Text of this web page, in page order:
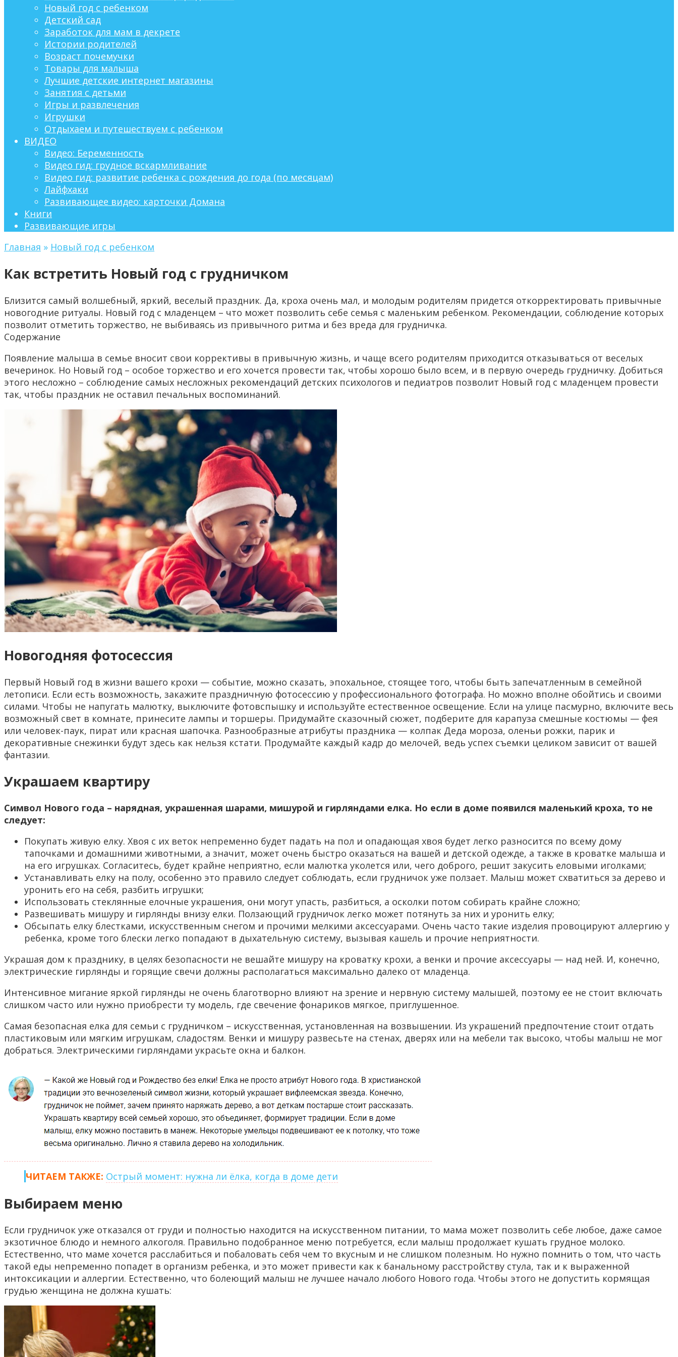
Новый год с ребенком
Детский сад
Заработок для мам в декрете
Истории родителей
Возраст почемучки
Товары для малыша
Лучшие детские интернет магазины
Занятия с детьми
Игры и развлечения
Игрушки
Отдыхаем и путешествуем с ребенком
ВИДЕО
Видео: Беременность
Видео гид: грудное вскармливание
Видео гид: развитие ребенка с рождения до года (по месяцам)
Лайфхаки
Развивающее видео: карточки Домана
Книги
Развивающие игры
Главная » Новый год с ребенком
Как встретить Новый год с грудничком
Близится самый волшебный, яркий, веселый праздник. Да, кроха очень мал, и молодым родителям придется откорректировать привычные
новогодние ритуалы. Новый год с младенцем – что может позволить себе семья с маленьким ребенком. Рекомендации, соблюдение которых
позволит отметить торжество, не выбиваясь из привычного ритма и без вреда для грудничка.
Содержание
Появление малыша в семье вносит свои коррективы в привычную жизнь, и чаще всего родителям приходится отказываться от веселых
вечеринок. Но Новый год – особое торжество и его хочется провести так, чтобы хорошо было всем, и в первую очередь грудничку. Добиться
этого несложно – соблюдение самых несложных рекомендаций детских психологов и педиатров позволит Новый год с младенцем провести
так, чтобы праздник не оставил печальных воспоминаний.
Новогодняя фотосессия
Первый Новый год в жизни вашего крохи — событие, можно сказать, эпохальное, стоящее того, чтобы быть запечатленным в семейной
летописи. Если есть возможность, закажите праздничную фотосессию у профессионального фотографа. Но можно вполне обойтись и своими
силами. Чтобы не напугать малютку, выключите фотовспышку и используйте естественное освещение. Если на улице пасмурно, включите весь
возможный свет в комнате, принесите лампы и торшеры. Придумайте сказочный сюжет, подберите для карапуза смешные костюмы — фея
или человек-паук, пират или красная шапочка. Разнообразные атрибуты праздника — колпак Деда мороза, оленьи рожки, парик и
декоративные снежинки будут здесь как нельзя кстати. Продумайте каждый кадр до мелочей, ведь успех съемки целиком зависит от вашей
фантазии.
Украшаем квартиру
Символ Нового года – нарядная, украшенная шарами, мишурой и гирляндами елка. Но если в доме появился маленький кроха, то не
следует:
Покупать живую елку. Хвоя с их веток непременно будет падать на пол и опадающая хвоя будет легко разносится по всему дому
тапочками и домашними животными, а значит, может очень быстро оказаться на вашей и детской одежде, а также в кроватке малыша и
на его игрушках. Согласитесь, будет крайне неприятно, если малютка уколется или, чего доброго, решит закусить еловыми иголками;
Устанавливать елку на полу, особенно это правило следует соблюдать, если грудничок уже ползает. Малыш может схватиться за дерево и
уронить его на себя, разбить игрушки;
Использовать стеклянные елочные украшения, они могут упасть, разбиться, а осколки потом собирать крайне сложно;
Развешивать мишуру и гирлянды внизу елки. Ползающий грудничок легко может потянуть за них и уронить елку;
Обсыпать елку блестками, искусственным снегом и прочими мелкими аксессуарами. Очень часто такие изделия провоцируют аллергию у
ребенка, кроме того блески легко попадают в дыхательную систему, вызывая кашель и прочие неприятности.
Украшая дом к празднику, в целях безопасности не вешайте мишуру на кроватку крохи, а венки и прочие аксессуары — над ней. И, конечно,
электрические гирлянды и горящие свечи должны располагаться максимально далеко от младенца.
Интенсивное мигание яркой гирлянды не очень благотворно влияют на зрение и нервную систему малышей, поэтому ее не стоит включать
слишком часто или нужно приобрести ту модель, где свечение фонариков мягкое, приглушенное.
Самая безопасная елка для семьи с грудничком – искусственная, установленная на возвышении. Из украшений предпочтение стоит отдать
пластиковым или мягким игрушкам, сладостям. Венки и мишуру развесьте на стенах, дверях или на мебели так высоко, чтобы малыш не мог
добраться. Электрическими гирляндами украсьте окна и балкон.
ЧИТАЕМ ТАКЖЕ: Острый момент: нужна ли ёлка, когда в доме дети
Выбираем меню
Если грудничок уже отказался от груди и полностью находится на искусственном питании, то мама может позволить себе любое, даже самое
экзотичное блюдо и немного алкоголя. Правильно подобранное меню потребуется, если малыш продолжает кушать грудное молоко.
Естественно, что маме хочется расслабиться и побаловать себя чем то вкусным и не слишком полезным. Но нужно помнить о том, что часть
такой еды непременно попадет в организм ребенка, и это может привести как к банальному расстройству стула, так и к выраженной
интоксикации и аллергии. Естественно, что болеющий малыш не лучшее начало любого Нового года. Чтобы этого не допустить кормящая
грудью женщина не должна кушать: